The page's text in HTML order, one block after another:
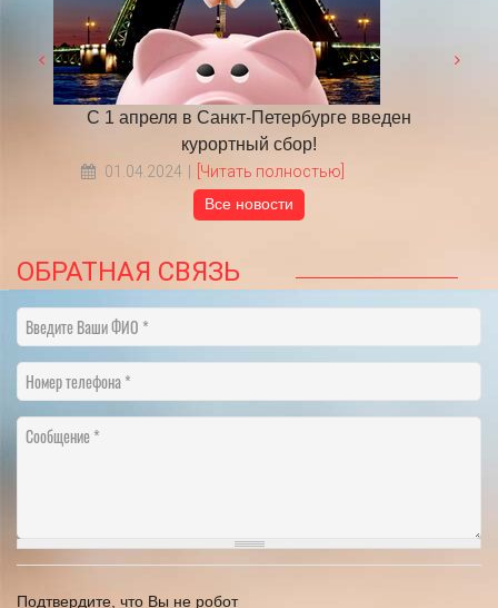
С 1 апреля в Санкт-Петербурге введен
курортный сбор!
01.04.2024 [Читать полностью]
Все новости
ОБРАТНАЯ СВЯЗЬ
Введите Ваши ФИО
Номер телефона
Сообщение
Подтвердите, что Вы не робот